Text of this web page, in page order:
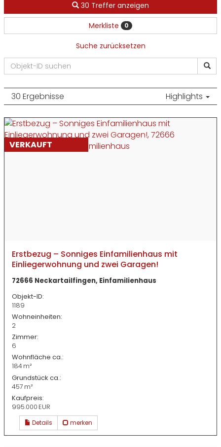
30 Treffer anzeigen
Merkliste 0
Suche zurücksetzen
30 Ergebnisse Highlights
VERKAUFT
Erstbezug – Sonniges Einfamilienhaus mit
Einliegerwohnung und zwei Garagen!
72666 Neckartailfingen, Einfamilienhaus
Objekt-ID:
1189
Wohneinheiten:
2
Zimmer:
6
Wohnfläche ca.:
184 m²
Grund­stück ca.:
457 m²
Kaufpreis:
995.000 EUR
Details merken